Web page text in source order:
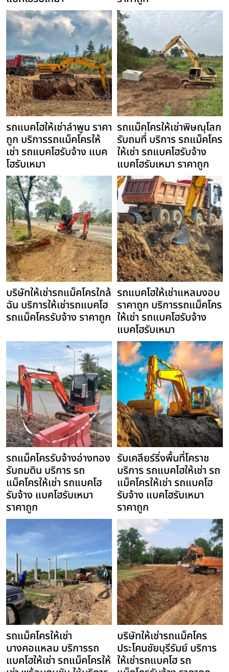
รถแบคโฮให้เช่าลำพูน ราคา
ถูก บริการรถแม็คโครให้
เช่า รถแบคโฮรับจ้าง แบค
โฮรับเหมา
รถแม็คโครให้เช่าพิษณุโลก
รับถมที่ บริการ รถแม็คโคร
ให้เช่า รถแบคโฮรับจ้าง
แบคโฮรับเหมา ราคาถูก
บริษัทให้เช่ารถแม็คโครใกล้
ฉัน บริการให้เช่ารถแบคโฮ
รถแม็คโครรับจ้าง ราคาถูก
รถแบคโฮให้เช่าแหลมงอบ
ราคาถูก บริการรถแม็คโคร
ให้เช่า รถแบคโฮรับจ้าง
แบคโฮรับเหมา
รถแม็คโครรับจ้างอ่างทอง
รับถมดิน บริการ รถ
แม็คโครให้เช่า รถแบคโฮ
รับจ้าง แบคโฮรับเหมา
ราคาถูก
รับเคลียร์ริ่งพื้นที่โคราช
บริการ รถแบคโฮให้เช่า รถ
แม็คโครให้เช่า รถแบคโฮ
รับจ้าง แบคโฮรับเหมา
ราคาถูก
รถแม็คโครให้เช่า
บางคอแหลม บริการรถ
แบคโฮให้เช่า รถแม็คโครให้
บริษัทให้เช่ารถแม็คโคร
ประโคนชัยบุรีรัมย์ บริการ
ให้เช่ารถแบคโฮ รถ